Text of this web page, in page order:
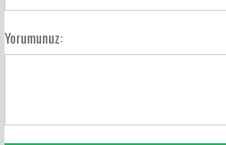
Yorumunuz: